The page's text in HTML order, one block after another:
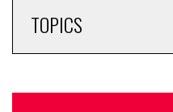
TOPICS